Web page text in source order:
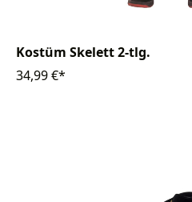
Kostüm Skelett 2-tlg.
34,99 €*